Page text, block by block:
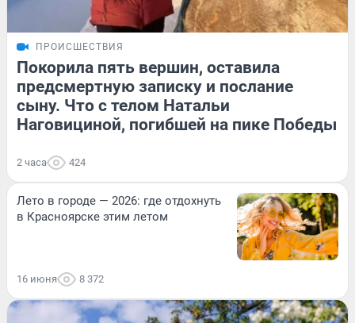
ПРОИСШЕСТВИЯ
Покорила пять вершин, оставила
предсмертную записку и послание
сыну. Что с телом Натальи
Наговициной, погибшей на пике Победы
2 часа 424
Лето в городе — 2026: где отдохнуть
в Красноярске этим летом
16 июня 8 372